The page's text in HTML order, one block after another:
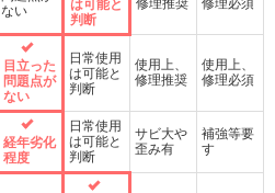
ない
は可能と
判断
目立った
問題点が
ない
日常使用
は可能と
判断
使用上、
修理推奨
使用上、
修理必須
経年劣化
程度
日常使用
は可能と
判断
サビ大や
歪み有
補強等要
す